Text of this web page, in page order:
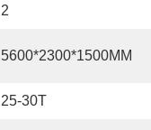
2
5600*2300*1500MM
25-30T